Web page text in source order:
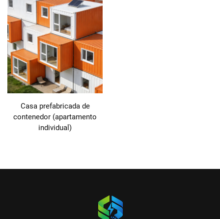
Casa prefabricada de
contenedor (apartamento
individual)